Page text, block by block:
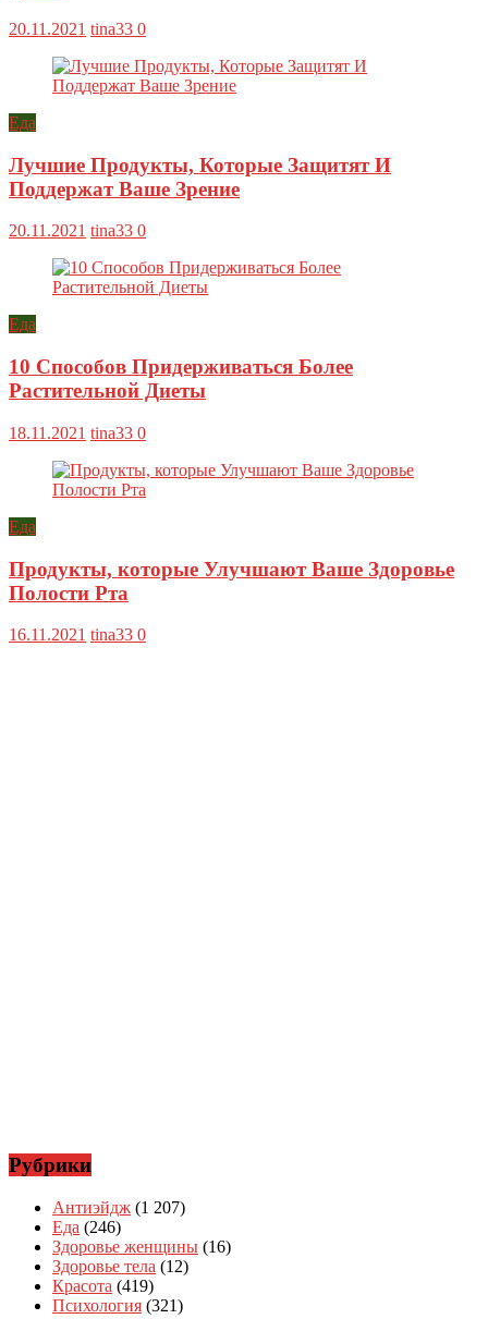
20.11.2021 tina33 0
Еда
Лучшие Продукты, Которые Защитят И
Поддержат Ваше Зрение
20.11.2021 tina33 0
Еда
10 Способов Придерживаться Более
Растительной Диеты
18.11.2021 tina33 0
Еда
Продукты, которые Улучшают Ваше Здоровье
Полости Рта
16.11.2021 tina33 0
Рубрики
Антиэйдж (1 207)
Еда (246)
Здоровье женщины (16)
Здоровье тела (12)
Красота (419)
Психология (321)